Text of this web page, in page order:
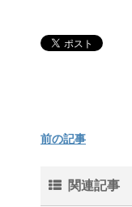
前の記事
関連記事